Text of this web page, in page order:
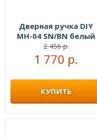
Дверная ручка DIY
MH-04 SN/BN белый
никель/черный никель
2 456 р.
1 770 р.
КУПИТЬ